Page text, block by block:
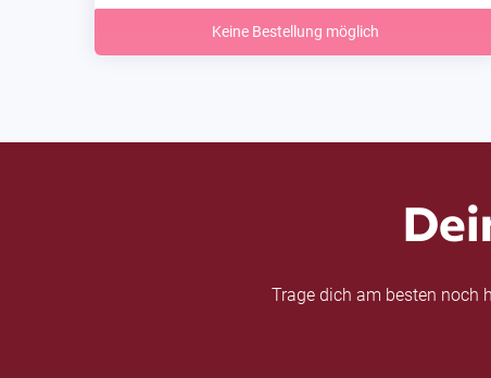
Keine Bestellung möglich
Trage dich am besten noch